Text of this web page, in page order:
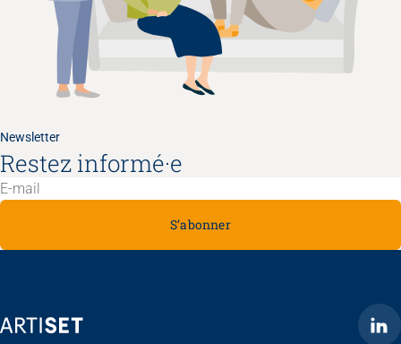
Newsletter
Restez informé·e
S’abonner
ARTISET